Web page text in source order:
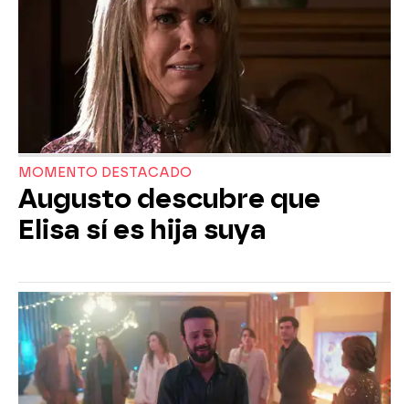
MOMENTO DESTACADO
Augusto descubre que
Elisa sí es hija suya